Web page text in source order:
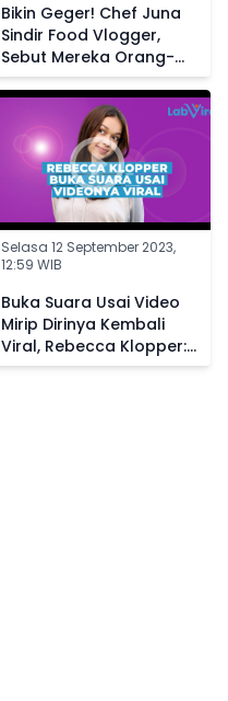
Bikin Geger! Chef Juna
Sindir Food Vlogger,
Sebut Mereka Orang-
Orang Sotoy
Selasa 12 September 2023,
12:59 WIB
Buka Suara Usai Video
Mirip Dirinya Kembali
Viral, Rebecca Klopper:
Allah Tidak Tidur